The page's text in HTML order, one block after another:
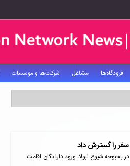
فرودگاه‌ها مشاغل شرکت‌ها و موسسات
را گسترش داد
شیوع ابولا، ورود دارندگان اقامت